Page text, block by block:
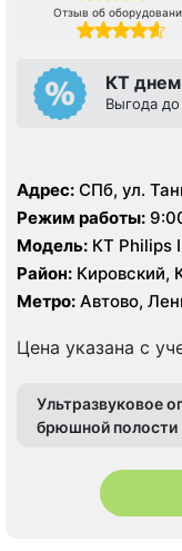
Отзыв об
КТ
Выгода до
Адрес: СПб, ул.
Режим работы:
Модель: КТ Philips
Район: Кировский,
Метро: Автово,
Цена указана с
Ультразвуковое
брюшной полости